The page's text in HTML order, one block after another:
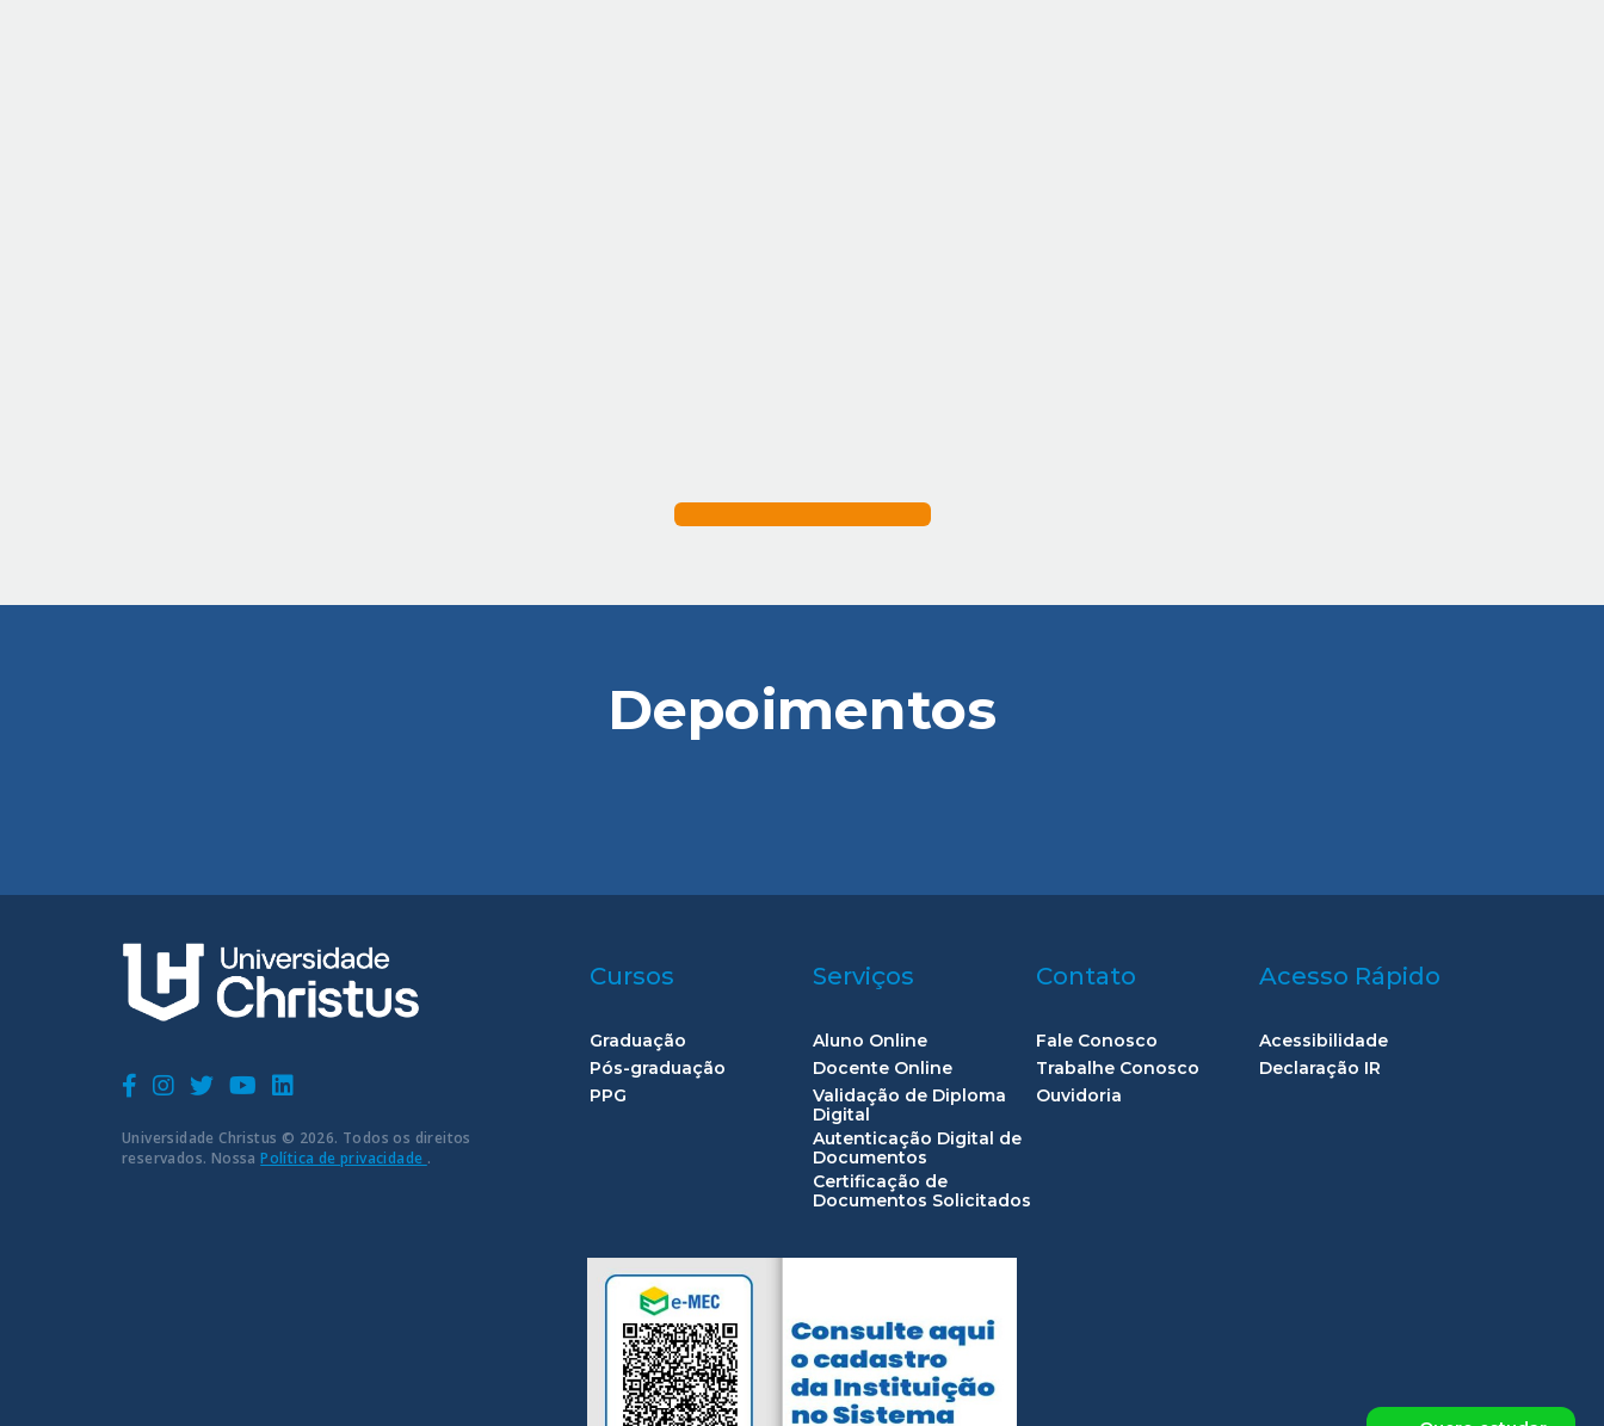
Depoimentos
Universidade Christus © 2026. Todos os direitos
reservados. NossaPolítica de privacidade .
Cursos
Graduação
Pós-graduação
PPG
Serviços
Aluno Online
Docente Online
Validação de Diploma
Digital
Autenticação Digital de
Documentos
Certificação de
Documentos Solicitados
Contato
Fale Conosco
Trabalhe Conosco
Ouvidoria
Acesso Rápido
Acessibilidade
Declaração IR